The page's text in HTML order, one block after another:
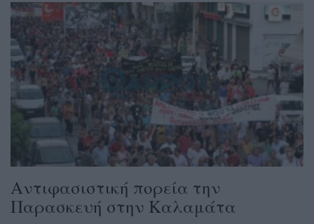
Αντιφασιστική πορεία την
Παρασκευή στην Καλαμάτα